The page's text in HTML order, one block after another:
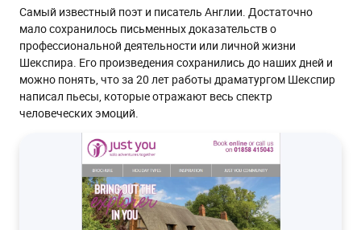
Самый известный поэт и писатель Англии. Достаточно
мало сохранилось письменных доказательств о
профессиональной деятельности или личной жизни
Шекспира. Его произведения сохранились до наших дней и
можно понять, что за 20 лет работы драматургом Шекспир
написал пьесы, которые отражают весь спектр
человеческих эмоций.